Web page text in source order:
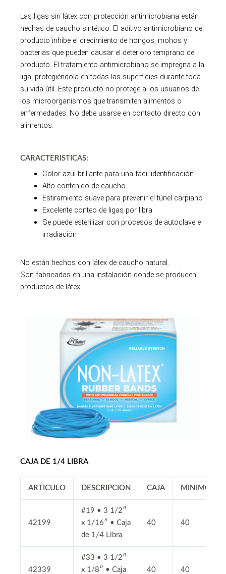
Las ligas sin látex con protección antimicrobiana están
hechas de caucho sintético. El aditivo antimicrobiano del
producto inhibe el crecimiento de hongos, mohos y
bacterias que pueden causar el deterioro temprano del
producto. El tratamiento antimicrobiano se impregna a la
liga, protegiéndola en todas las superficies durante toda
su vida útil. Este producto no protege a los usuarios de
los microorganismos que transmiten alimentos o
enfermedades. No debe usarse en contacto directo con
alimentos.
CARACTERISTICAS:
Color azul brillante para una fácil identificación
Alto contenido de caucho
Estiramiento suave para prevenir el túnel carpiano
Excelente conteo de ligas por libra
Se puede esterilizar con procesos de autoclave e
irradiación
No están hechos con látex de caucho natural.
Son fabricadas en una instalación donde se producen
productos de látex.
CAJA DE 1/4 LIBRA
ARTICULO DESCRIPCION CAJA MINIMO
42199
#19 • 3 1/2″
x 1/16″ • Caja
de 1/4 Libra
40 40
42339
#33 • 3 1/2″
x 1/8″ • Caja
40 40